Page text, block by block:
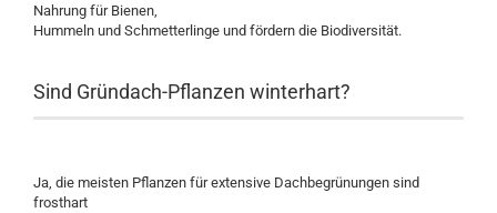
Nahrung für Bienen,
Hummeln und Schmetterlinge und fördern die Biodiversität.
Sind Gründach-Pflanzen winterhart?
Ja, die meisten Pflanzen für extensive Dachbegrünungen sind
frosthart